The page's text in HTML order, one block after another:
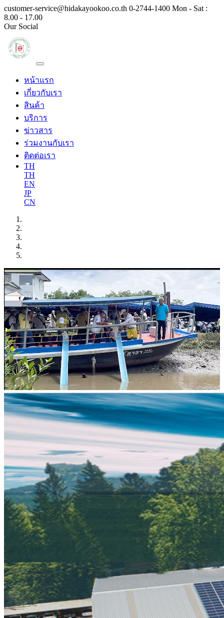
customer-service@hidakayookoo.co.th 0-2744-1400 Mon - Sat :
8.00 - 17.00
Our Social
หน้าแรก
เกี่ยวกับเรา
สินค้า
บริการ
ข่าวสาร
ร่วมงานกับเรา
ติดต่อเรา
TH
TH
EN
JP
CN